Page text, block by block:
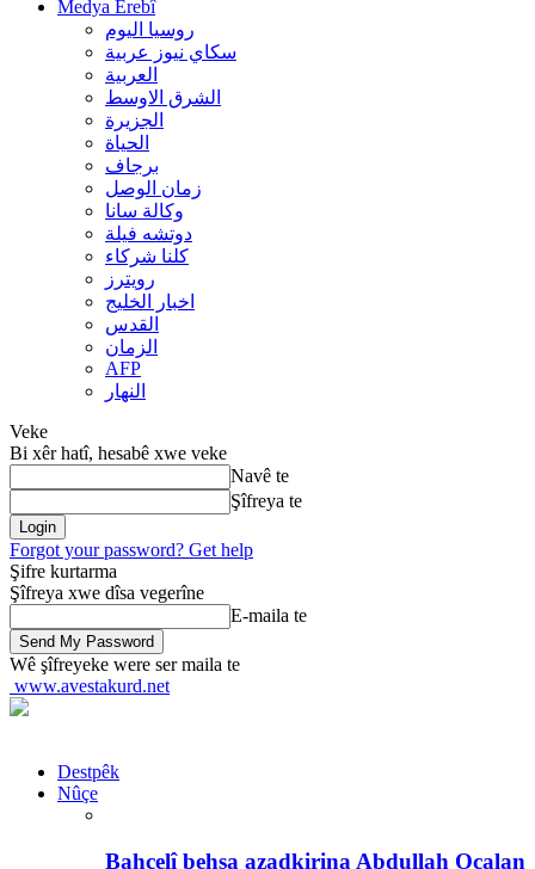
Medya Erebî
روسیا الیوم
سكاي نيوز عربية
العربية
الشرق الاوسط
الجزيرة
الحیاة
برجاف
زمان الوصل
وکالة سانا
دوتشه فیلة
کلنا شرکاء
رويترز
اخبار الخلیج
القدس
الزمان
AFP
النهار
Veke
Bi xêr hatî, hesabê xwe veke
Navê te
Şîfreya te
Forgot your password? Get help
Şifre kurtarma
Şîfreya xwe dîsa vegerîne
E-maila te
Wê şîfreyeke were ser maila te
www.avestakurd.net
Destpêk
Nûçe
Bahçelî behsa azadkirina Abdullah Ocalan